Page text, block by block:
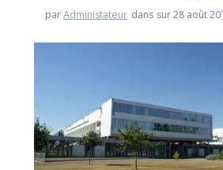
parAdministateur dans sur 28 août